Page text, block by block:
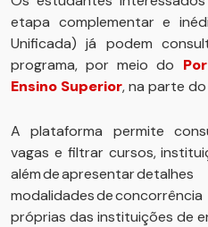
etapa complementar e
Unificada) já podem
programa, por meio do
Ensino Superior, na parte do
A plataforma permite
vagas e filtrar cursos,
além de
modalidades de
próprias das instituições de